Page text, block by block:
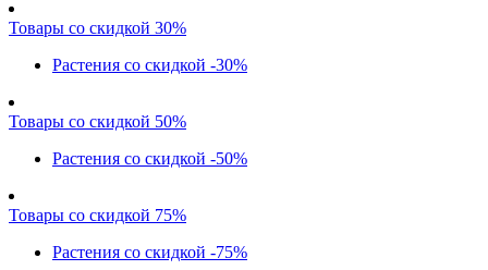
Товары со скидкой 30%
Растения со скидкой -30%
Товары со скидкой 50%
Растения со скидкой -50%
Товары со скидкой 75%
Растения со скидкой -75%